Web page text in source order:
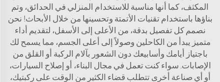
المكثف، كما أنها مناسبة للاستخدام المنزلي في الحدائق، وتم
بناؤها باستخدام تقنيات الأتمتة وتحسينها من خلال الأبحاث! نحن
نصمم كل تفصيل بدقة، من الأعلى إلى الأسفل، لتقديم أداء
متميز يبدأ من الكاحلين وصولاً إلى أعلى الجسم، مما يسمح لك
باجتياز أيامك وأسابيعك دون الشعور بآلام الركبة أو القلق من
الإصابات. سواء كنت تعمل في مجال البناء، أو إصلاح السيارات،
أو أي صناعة أخرى تتطلب قضاء الكثير من الوقت على ركبتيك،